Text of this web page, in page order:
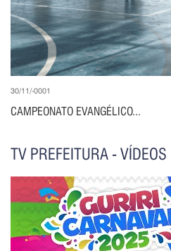
30/11/-0001
CAMPEONATO EVANGÉLICO...
TV PREFEITURA - VÍDEOS